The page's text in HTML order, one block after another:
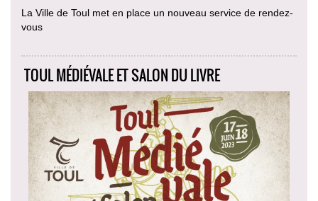
La Ville de Toul met en place un nouveau service de rendez-
vous
TOUL MÉDIÉVALE ET SALON DU LIVRE